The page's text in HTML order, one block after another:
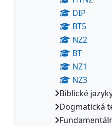
DIP
BT5
NZ2
BT
NZ1
NZ3
Biblické
Dogmatická